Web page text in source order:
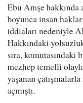
Ebu Amşe
boyunca insan
iddiaları nedeniyle
Hakkındaki
sıra,
mezhep temelli
yaşanan
açmıştı.